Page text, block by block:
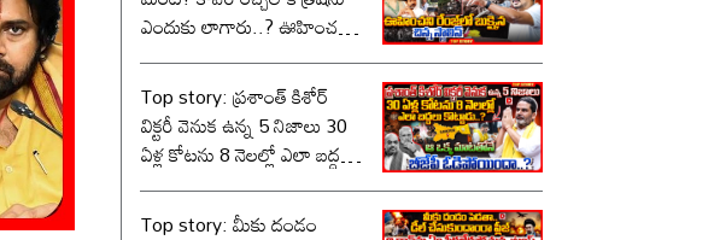
ఎందుకు లాగారు..? ఊహించని
రేంజ్ లో బుక్కైన చిన్న స్టాలిన్..!
Top story: ప్రశాంత్ కిశోర్
విక్టరీ వెనుక ఉన్న 5 నిజాలు 30
ఏళ్ల కోటను 8 నెలల్లో ఎలా బద్దలు
కొట్టాడు..? ఆ ఒక్క మాటతోనే
బీజేపీ ఓడిపోయిందా..?
Top story: మీకు దండం